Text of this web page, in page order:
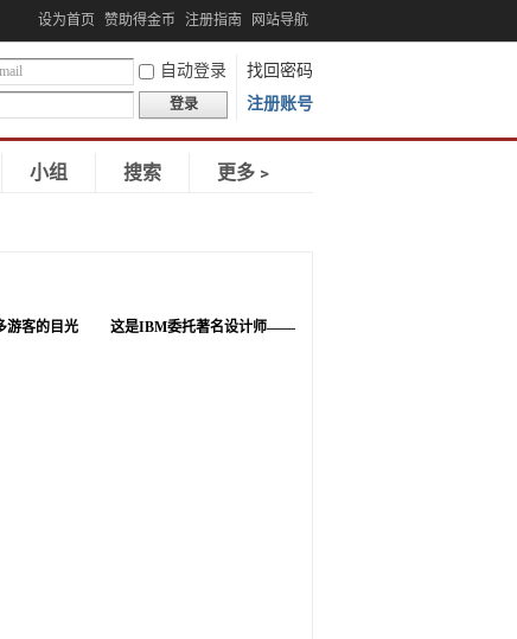
设为首页 赞助得金币 注册指南 网站导航
自动登录
找回密码
登录 注册账号
小组 搜索 更多﹥
多游客的目光 这是IBM委托著名设计师——